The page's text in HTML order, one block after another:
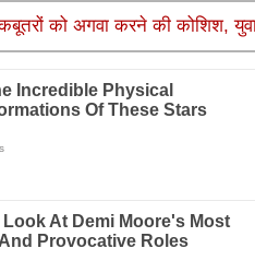
को अगवा करने की कोशिश,